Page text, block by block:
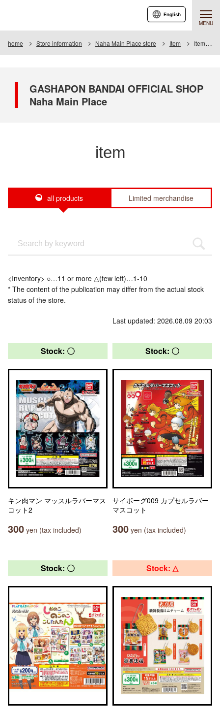
MENU
English
home Store information Naha Main Place store Item Item List
GASHAPON BANDAI OFFICIAL SHOP
Naha Main Place
item
all products Limited merchandise
<Inventory> ○…11 or more △(few left)…1-10
* The content of the publication may differ from the actual stock
status of the store.
Last updated: 2026.08.09 20:03
Stock: 〇
キン肉マン マッスルラバーマス
コット2
300 yen (tax included)
Stock: 〇
サイボーグ009 カプセルラバー
マスコット
300 yen (tax included)
Stock: 〇 Stock: △